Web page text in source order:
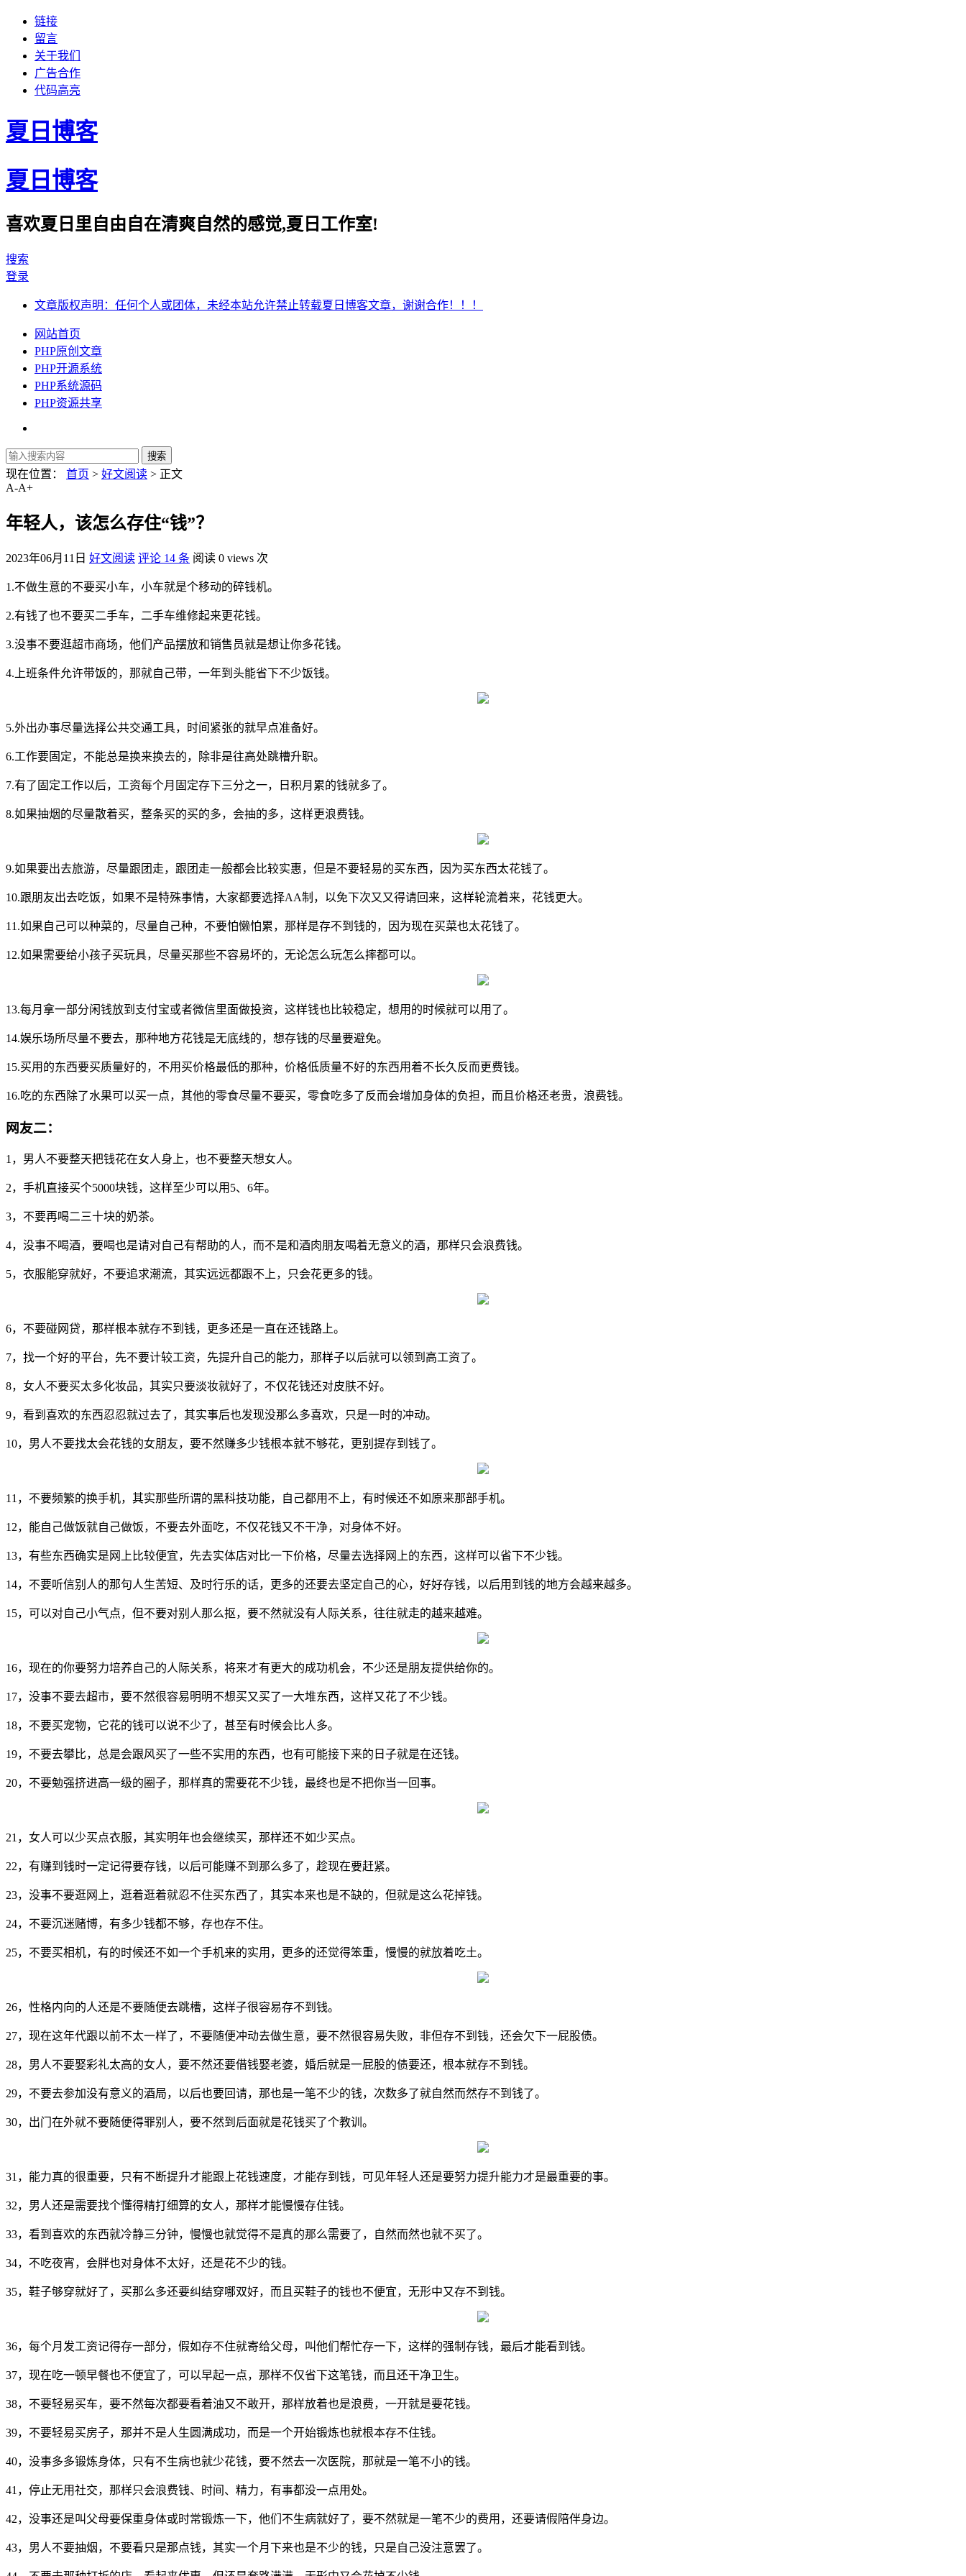
链接
留言
关于我们
广告合作
代码高亮
夏日博客
夏日博客
喜欢夏日里自由自在清爽自然的感觉,夏日工作室!
搜索
登录
文章版权声明：任何个人或团体，未经本站允许禁止转载夏日博客文章，谢谢合作！！！
网站首页
PHP原创文章
PHP开源系统
PHP系统源码
PHP资源共享
现在位置： 首页 > 好文阅读 > 正文
A-A+
年轻人，该怎么存住“钱”？
2023年06月11日 好文阅读 评论 14 条 阅读 0 views 次
1.不做生意的不要买小车，小车就是个移动的碎钱机。
2.有钱了也不要买二手车，二手车维修起来更花钱。
3.没事不要逛超市商场，他们产品摆放和销售员就是想让你多花钱。
4.上班条件允许带饭的，那就自己带，一年到头能省下不少饭钱。
5.外出办事尽量选择公共交通工具，时间紧张的就早点准备好。
6.工作要固定，不能总是换来换去的，除非是往高处跳槽升职。
7.有了固定工作以后，工资每个月固定存下三分之一，日积月累的钱就多了。
8.如果抽烟的尽量散着买，整条买的买的多，会抽的多，这样更浪费钱。
9.如果要出去旅游，尽量跟团走，跟团走一般都会比较实惠，但是不要轻易的买东西，因为买东西太花钱了。
10.跟朋友出去吃饭，如果不是特殊事情，大家都要选择AA制，以免下次又又得请回来，这样轮流着来，花钱更大。
11.如果自己可以种菜的，尽量自己种，不要怕懒怕累，那样是存不到钱的，因为现在买菜也太花钱了。
12.如果需要给小孩子买玩具，尽量买那些不容易坏的，无论怎么玩怎么摔都可以。
13.每月拿一部分闲钱放到支付宝或者微信里面做投资，这样钱也比较稳定，想用的时候就可以用了。
14.娱乐场所尽量不要去，那种地方花钱是无底线的，想存钱的尽量要避免。
15.买用的东西要买质量好的，不用买价格最低的那种，价格低质量不好的东西用着不长久反而更费钱。
16.吃的东西除了水果可以买一点，其他的零食尽量不要买，零食吃多了反而会增加身体的负担，而且价格还老贵，浪费钱。
网友二：
1，男人不要整天把钱花在女人身上，也不要整天想女人。
2，手机直接买个5000块钱，这样至少可以用5、6年。
3，不要再喝二三十块的奶茶。
4，没事不喝酒，要喝也是请对自己有帮助的人，而不是和酒肉朋友喝着无意义的酒，那样只会浪费钱。
5，衣服能穿就好，不要追求潮流，其实远远都跟不上，只会花更多的钱。
6，不要碰网贷，那样根本就存不到钱，更多还是一直在还钱路上。
7，找一个好的平台，先不要计较工资，先提升自己的能力，那样子以后就可以领到高工资了。
8，女人不要买太多化妆品，其实只要淡妆就好了，不仅花钱还对皮肤不好。
9，看到喜欢的东西忍忍就过去了，其实事后也发现没那么多喜欢，只是一时的冲动。
10，男人不要找太会花钱的女朋友，要不然赚多少钱根本就不够花，更别提存到钱了。
11，不要频繁的换手机，其实那些所谓的黑科技功能，自己都用不上，有时候还不如原来那部手机。
12，能自己做饭就自己做饭，不要去外面吃，不仅花钱又不干净，对身体不好。
13，有些东西确实是网上比较便宜，先去实体店对比一下价格，尽量去选择网上的东西，这样可以省下不少钱。
14，不要听信别人的那句人生苦短、及时行乐的话，更多的还要去坚定自己的心，好好存钱，以后用到钱的地方会越来越多。
15，可以对自己小气点，但不要对别人那么抠，要不然就没有人际关系，往往就走的越来越难。
16，现在的你要努力培养自己的人际关系，将来才有更大的成功机会，不少还是朋友提供给你的。
17，没事不要去超市，要不然很容易明明不想买又买了一大堆东西，这样又花了不少钱。
18，不要买宠物，它花的钱可以说不少了，甚至有时候会比人多。
19，不要去攀比，总是会跟风买了一些不实用的东西，也有可能接下来的日子就是在还钱。
20，不要勉强挤进高一级的圈子，那样真的需要花不少钱，最终也是不把你当一回事。
21，女人可以少买点衣服，其实明年也会继续买，那样还不如少买点。
22，有赚到钱时一定记得要存钱，以后可能赚不到那么多了，趁现在要赶紧。
23，没事不要逛网上，逛着逛着就忍不住买东西了，其实本来也是不缺的，但就是这么花掉钱。
24，不要沉迷赌博，有多少钱都不够，存也存不住。
25，不要买相机，有的时候还不如一个手机来的实用，更多的还觉得笨重，慢慢的就放着吃土。
26，性格内向的人还是不要随便去跳槽，这样子很容易存不到钱。
27，现在这年代跟以前不太一样了，不要随便冲动去做生意，要不然很容易失败，非但存不到钱，还会欠下一屁股债。
28，男人不要娶彩礼太高的女人，要不然还要借钱娶老婆，婚后就是一屁股的债要还，根本就存不到钱。
29，不要去参加没有意义的酒局，以后也要回请，那也是一笔不少的钱，次数多了就自然而然存不到钱了。
30，出门在外就不要随便得罪别人，要不然到后面就是花钱买了个教训。
31，能力真的很重要，只有不断提升才能跟上花钱速度，才能存到钱，可见年轻人还是要努力提升能力才是最重要的事。
32，男人还是需要找个懂得精打细算的女人，那样才能慢慢存住钱。
33，看到喜欢的东西就冷静三分钟，慢慢也就觉得不是真的那么需要了，自然而然也就不买了。
34，不吃夜宵，会胖也对身体不太好，还是花不少的钱。
35，鞋子够穿就好了，买那么多还要纠结穿哪双好，而且买鞋子的钱也不便宜，无形中又存不到钱。
36，每个月发工资记得存一部分，假如存不住就寄给父母，叫他们帮忙存一下，这样的强制存钱，最后才能看到钱。
37，现在吃一顿早餐也不便宜了，可以早起一点，那样不仅省下这笔钱，而且还干净卫生。
38，不要轻易买车，要不然每次都要看着油又不敢开，那样放着也是浪费，一开就是要花钱。
39，不要轻易买房子，那并不是人生圆满成功，而是一个开始锻炼也就根本存不住钱。
40，没事多多锻炼身体，只有不生病也就少花钱，要不然去一次医院，那就是一笔不小的钱。
41，停止无用社交，那样只会浪费钱、时间、精力，有事都没一点用处。
42，没事还是叫父母要保重身体或时常锻炼一下，他们不生病就好了，要不然就是一笔不少的费用，还要请假陪伴身边。
43，男人不要抽烟，不要看只是那点钱，其实一个月下来也是不少的钱，只是自己没注意罢了。